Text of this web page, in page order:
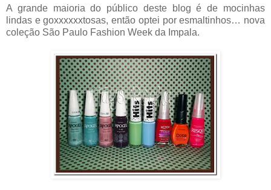
A grande maioria do público deste blog é de mocinhas
lindas e goxxxxxxtosas, então optei por esmaltinhos… nova
coleção São Paulo Fashion Week da Impala.